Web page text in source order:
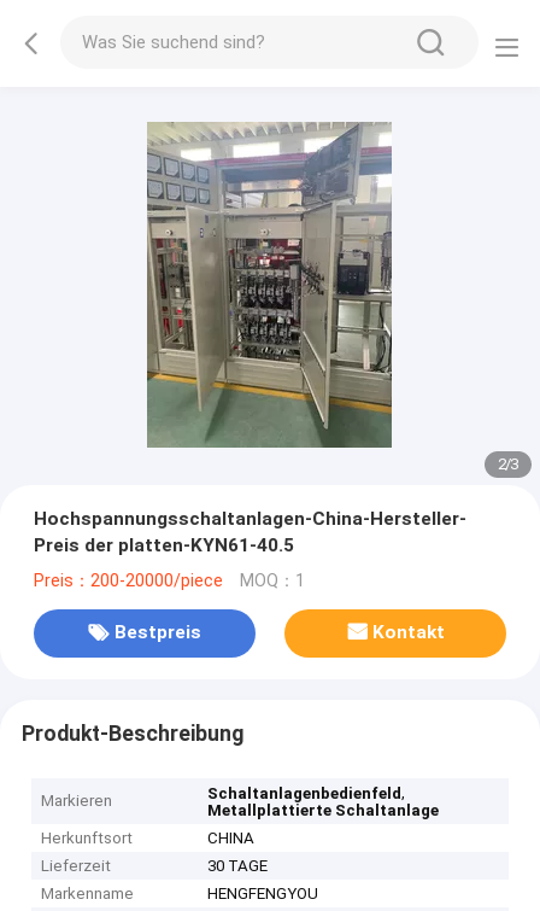
2/3
Hochspannungsschaltanlagen-China-Hersteller-
Preis der platten-KYN61-40.5
Preis：200-20000/piece MOQ：1
Bestpreis Kontakt
Produkt-Beschreibung
Markieren Schaltanlagenbedienfeld,
Metallplattierte Schaltanlage
Herkunftsort
CHINA
Lieferzeit
30 TAGE
Markenname
HENGFENGYOU